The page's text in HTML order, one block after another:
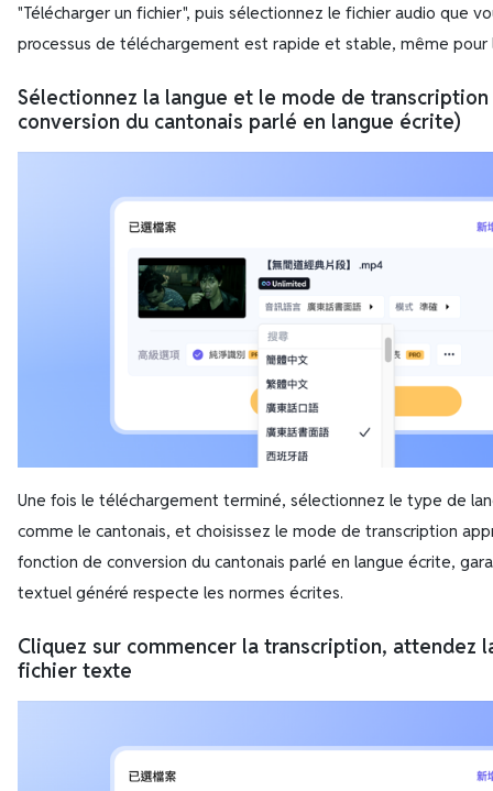
"Télécharger un fichier", puis sélectionnez le fichier audio que
processus de téléchargement est rapide et stable, même pour
Sélectionnez la langue et le mode de
conversion du cantonais parlé en langue écrite)
Une fois le téléchargement terminé, sélectionnez le type de
comme le cantonais, et choisissez le mode de transcription
fonction de conversion du cantonais parlé en langue écrite,
textuel généré respecte les normes écrites.
Cliquez sur commencer la transcription, attendez
fichier texte